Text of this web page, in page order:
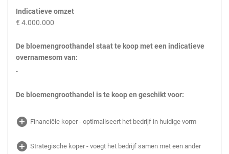
Indicatieve omzet
€ 4.000.000
De bloemengroothandel staat te koop met een indicatieve
overnamesom van:
-
De bloemengroothandel is te koop en geschikt voor:
add_circle Financiële koper - optimaliseert het bedrijf in huidige vorm
add_circle Strategische koper - voegt het bedrijf samen met een ander